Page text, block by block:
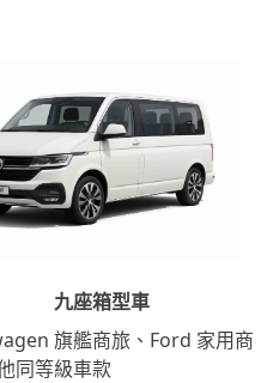
九座箱型車
旗艦商旅、Ford 家用商
同等級車款